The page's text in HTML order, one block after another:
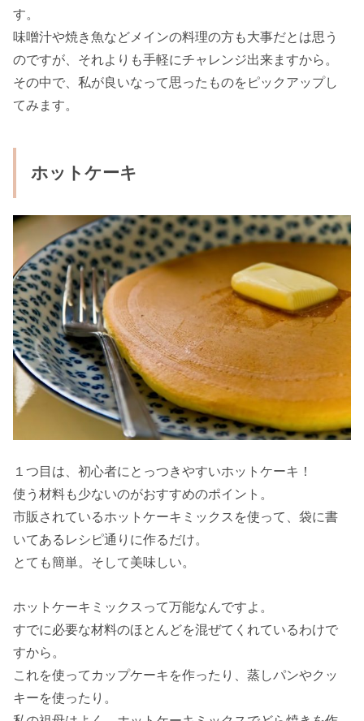
す。
味噌汁や焼き魚などメインの料理の方も大事だとは思う
のですが、それよりも手軽にチャレンジ出来ますから。
その中で、私が良いなって思ったものをピックアップし
てみます。
ホットケーキ
１つ目は、初心者にとっつきやすいホットケーキ！
使う材料も少ないのがおすすめのポイント。
市販されているホットケーキミックスを使って、袋に書
いてあるレシピ通りに作るだけ。
とても簡単。そして美味しい。
ホットケーキミックスって万能なんですよ。
すでに必要な材料のほとんどを混ぜてくれているわけで
すから。
これを使ってカップケーキを作ったり、蒸しパンやクッ
キーを使ったり。